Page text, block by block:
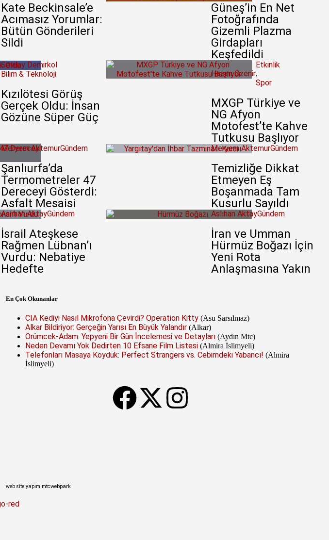
Kate Beckinsale’e
Acımasız Yorumlar:
Bütün Gönderileri
Sildi
Güneş’in En Net
Fotoğrafında
Gizemli Plazma
Girdapları
Keşfedildi
Sevilay Demirkol
Bilim & Teknoloji
Kızılötesi Görüş
Gerçek Oldu: İnsan
Gözüne Süper Güç
Hazım Özenir
Etkinlik
,
Spor
MXGP Türkiye ve
NG Afyon
Motofest’te Kahve
Tutkusu Başlıyor
Meryem AktemurGündem
Şanlıurfa’da
Termometreler 47
Dereceyi Gösterdi:
Asfalt Mesaisi
Meryem AktemurGündem
Temizliğe Dikkat
Etmeyen Eş
Boşanmada Tam
Kusurlu Sayıldı
Aslıhan AktayGündem
İsrail Ateşkese
Rağmen Lübnan’ı
Vurdu: Nebatiye
Hedefte
Aslıhan AktayGündem
İran ve Umman
Hürmüz Boğazı İçin
Yeni Rota
Anlaşmasına Yakın
En Çok Okunanlar
CIA Kediyi Nasıl Mikrofona Çevirdi? Operation Kitty (Asu Sarsılmaz)
Alkar Bildiriyor: Gerçeğin Yarısı En Büyük Yalandır (Alkar)
Örümcek-Adam: Yepyeni Bir Gün İncelemesi ve Detayları (Aydın Mtc)
Neden Devamı Yok Dedirten 10 Efsane Film Listesi (Almira İslimyeli)
Telefonları Masaya Koyduk: Perfect Strangers vs. Cebimdeki Yabancı! (Almira
İslimyeli)
web site yapım mtcwebpark